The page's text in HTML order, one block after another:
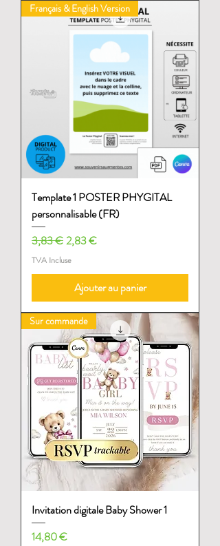
Français & English Version
Template 1 POSTER PHYGITAL
personnalisable (FR)
Prix original
3,83 €Prix promotionnel
2,83 €
TVA Incluse
Ajouter au panier
Sur commande
Invitation digitale Baby Shower 1
Prix
14,80 €